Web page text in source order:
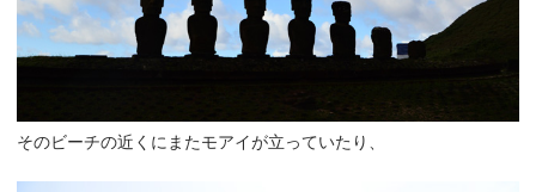
そのビーチの近くにまたモアイが立っていたり、